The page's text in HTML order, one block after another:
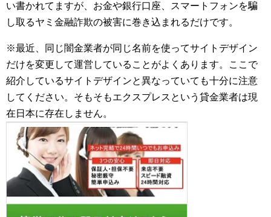
い書かれてますが、お金や銀行口座、スマートフォンを騙
し取るヤミ金融詐欺の被害に巻き込まれるだけです。
※最近、同じ闇金業者が同じ名前を使ってサイトデザイン
だけを変更して運営していることがよくあります。ここで
紹介しているサイトデザインと異なっていても十分に注意
してください。そもそもエクスプレスという貸金業者は現
在日本に存在しません。